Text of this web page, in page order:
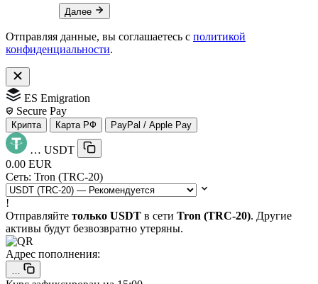
Далее
Отправляя данные, вы соглашаетесь с политикой
конфиденциальности.
ES Emigration
Secure Pay
Крипта Карта РФ PayPal / Apple Pay
… USDT
0.00 EUR
Сеть: Tron (TRC-20)
!
Отправляйте только USDT в сети Tron (TRC-20). Другие
активы будут безвозвратно утеряны.
Адрес пополнения:
…